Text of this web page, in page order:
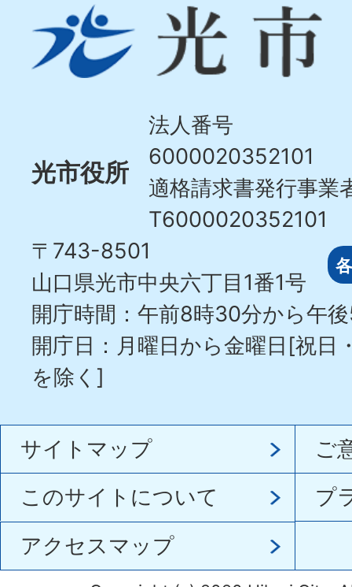
市
Hikari
光市役所
法人番号
6000020352101
適格請求書発行事業
T6000020352101
〒743-8501
山口県光市中央六丁目1番1号
開庁時間：午前8時30分から午
開庁日：月曜日から金曜日[祝日
を除く]
サイトマップ
ご
このサイトについて
プ
アクセスマップ